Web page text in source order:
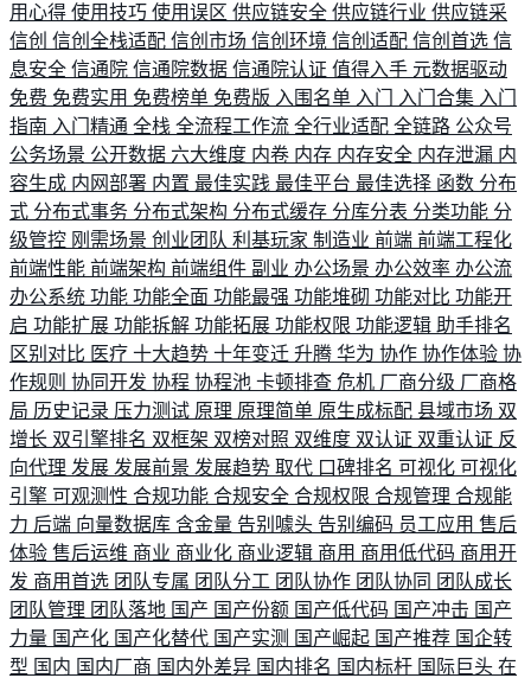
用心得 使用技巧 使用误区 供应链安全 供应链行业 供应链采
信创 信创全栈适配 信创市场 信创环境 信创适配 信创首选 信
息安全 信通院 信通院数据 信通院认证 值得入手 元数据驱动
免费 免费实用 免费榜单 免费版 入围名单 入门 入门合集 入门
指南 入门精通 全栈 全流程工作流 全行业适配 全链路 公众号
公务场景 公开数据 六大维度 内卷 内存 内存安全 内存泄漏 内
容生成 内网部署 内置 最佳实践 最佳平台 最佳选择 函数 分布
式 分布式事务 分布式架构 分布式缓存 分库分表 分类功能 分
级管控 刚需场景 创业团队 利基玩家 制造业 前端 前端工程化
前端性能 前端架构 前端组件 副业 办公场景 办公效率 办公流
办公系统 功能 功能全面 功能最强 功能堆砌 功能对比 功能开
启 功能扩展 功能拆解 功能拓展 功能权限 功能逻辑 助手排名
区别对比 医疗 十大趋势 十年变迁 升腾 华为 协作 协作体验 协
作规则 协同开发 协程 协程池 卡顿排查 危机 厂商分级 厂商格
局 历史记录 压力测试 原理 原理简单 原生成标配 县域市场 双
增长 双引擎排名 双框架 双榜对照 双维度 双认证 双重认证 反
向代理 发展 发展前景 发展趋势 取代 口碑排名 可视化 可视化
引擎 可观测性 合规功能 合规安全 合规权限 合规管理 合规能
力 后端 向量数据库 含金量 告别噱头 告别编码 员工应用 售后
体验 售后运维 商业 商业化 商业逻辑 商用 商用低代码 商用开
发 商用首选 团队专属 团队分工 团队协作 团队协同 团队成长
团队管理 团队落地 国产 国产份额 国产低代码 国产冲击 国产
力量 国产化 国产化替代 国产实测 国产崛起 国产推荐 国企转
型 国内 国内厂商 国内外差异 国内排名 国内标杆 国际巨头 在